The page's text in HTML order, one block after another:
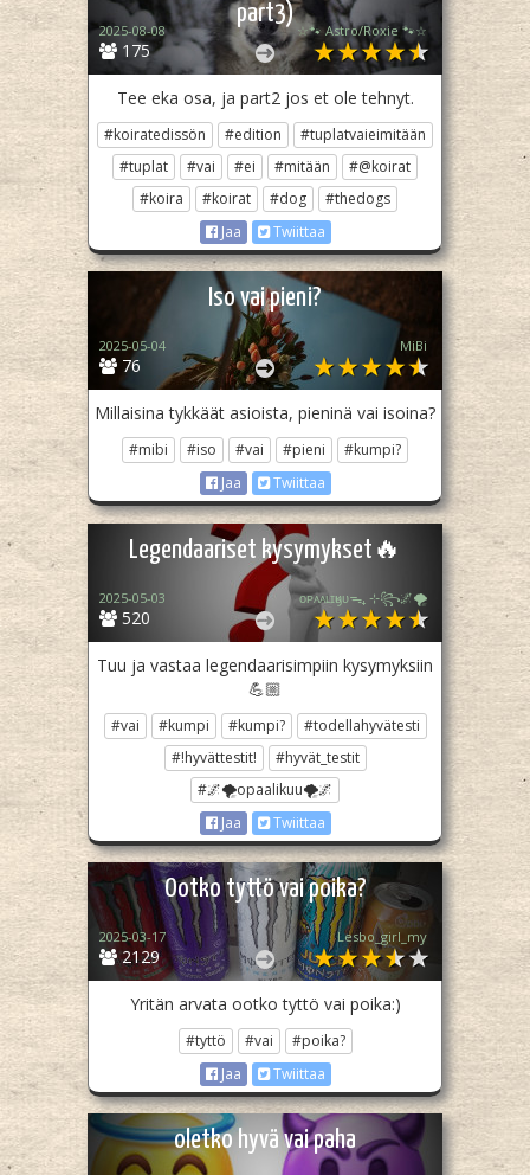
part3)
175
2025-08-08 ☆🐾 Astro/Roxie 🐾☆
Tee eka osa, ja part2 jos et ole tehnyt.
#koiratedissön #edition
#tuplatvaieimitään
#tuplat
#vai #ei #mitään
#@koirat
#koira
#koirat #dog
#thedogs
Jaa
Twiittaa
Iso vai pieni?
76
2025-05-04 MiBi
Millaisina tykkäät asioista, pieninä vai isoina?
#mibi #iso #vai #pieni
#kumpi?
Jaa
Twiittaa
Legendaariset kysymykset🔥
520
2025-05-03 ᴏᴘᴀᴀʟɪӄᴜᴜᯓ₊ ⊹꧂🌌🌪
Tuu ja vastaa legendaarisimpiin kysymyksiin
💪🏼
#vai #kumpi #kumpi?
#todellahyvätesti
#!hyvättestit!
#hyvät_testit
#🌌🌪opaalikuu🌪🌌
Jaa
Twiittaa
Ootko tyttö vai poika?
2129
2025-03-17 Lesbo_girl_my
Yritän arvata ootko tyttö vai poika:)
#tyttö #vai
#poika?
Jaa
Twiittaa
oletko hyvä vai paha